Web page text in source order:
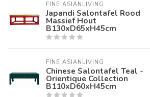
FINE ASIANLIVING
Japandi Salontafel Rood
Massief Hout
B130xD65xH45cm
FINE ASIANLIVING
Chinese Salontafel Teal -
Orientique Collection
B110xD60xH45cm